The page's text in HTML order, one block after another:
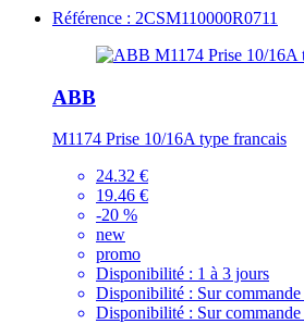
Référence : 2CSM110000R0711
ABB
M1174 Prise 10/16A type francais
24.32 €
19.46 €
-20 %
new
promo
Disponibilité : 1 à 3 jours
Disponibilité : Sur
Disponibilité : Sur